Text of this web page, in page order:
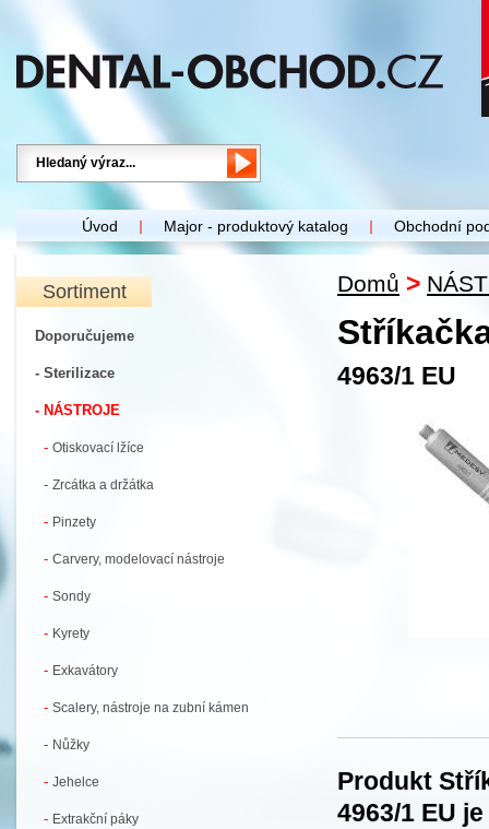
Úvod Major - produktový katalog Obchodní
Sortiment
Doporučujeme
- Sterilizace
- NÁSTROJE
- Otiskovací lžíce
- Zrcátka a držátka
- Pinzety
- Carvery, modelovací nástroje
- Sondy
- Kyrety
- Exkavátory
- Scalery, nástroje na zubní kámen
- Nůžky
- Jehelce
- Extrakční páky
Domů >
4963/1 EU
Produkt
4963/1 EU